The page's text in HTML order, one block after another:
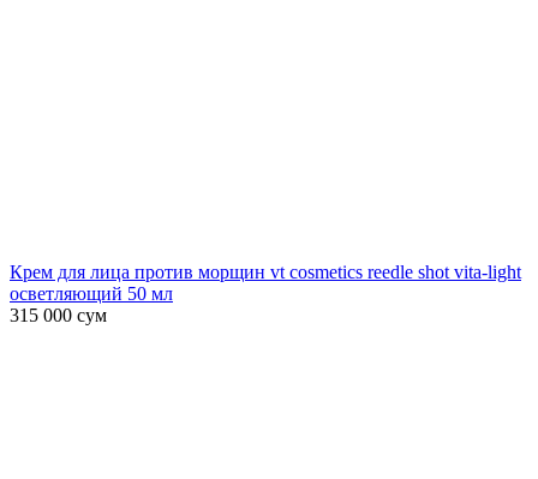
Крем для лица против морщин vt cosmetics reedle shot vita-light
осветляющий 50 мл
315 000 сум